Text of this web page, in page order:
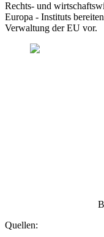
Rechts- und
Europa - Instituts
Verwaltung der EU vor.
Quellen: